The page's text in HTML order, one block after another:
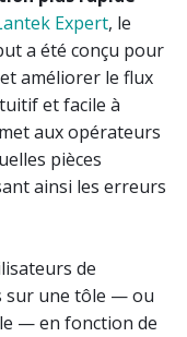
Expert, le
a été conçu pour
améliorer le flux
et facile à
aux opérateurs
pièces
ainsi les erreurs
de
sur une tôle — ou
— en fonction de